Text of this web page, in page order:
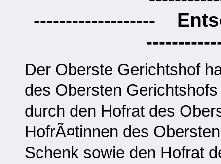
-------------------
Der Oberste Gerichtshof
des Obersten
durch den Hofrat des
HofrÃ¤tinnen des
Schenk sowie den Hofrat